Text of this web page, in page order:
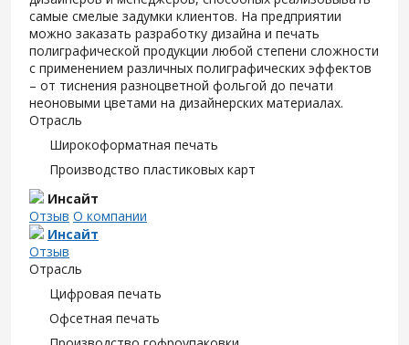
самые смелые задумки клиентов. На предприятии
можно заказать разработку дизайна и печать
полиграфической продукции любой степени сложности
с применением различных полиграфических эффектов
– от тиснения разноцветной фольгой до печати
неоновыми цветами на дизайнерских материалах.
Отрасль
Широкоформатная печать
Производство пластиковых карт
Инсайт
Отзыв О компании
Инсайт
Отзыв
Отрасль
Цифровая печать
Офсетная печать